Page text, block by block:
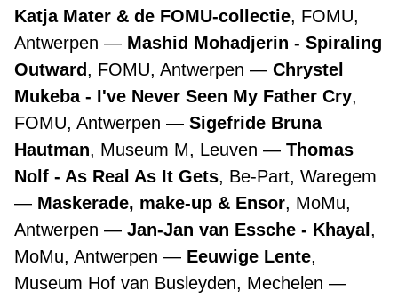
Katja Mater & de FOMU-collectie, FOMU,
Antwerpen
Mashid Mohadjerin - Spiraling
Outward, FOMU, Antwerpen
Chrystel
Mukeba - I've Never Seen My Father Cry,
FOMU, Antwerpen
Sigefride Bruna
Hautman, Museum M, Leuven
Thomas
Nolf - As Real As It Gets, Be-Part, Waregem
Maskerade, make-up & Ensor, MoMu,
Antwerpen
Jan-Jan van Essche - Khayal ,
MoMu, Antwerpen
Eeuwige Lente,
Museum Hof van Busleyden, Mechelen